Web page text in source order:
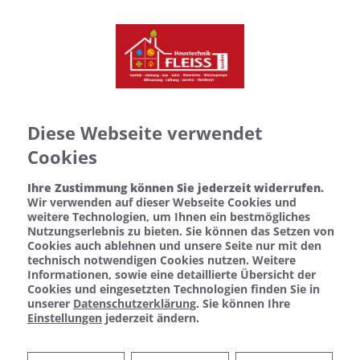
Leckageortung von Haustechnik
Fleiss GmbH
Diese Webseite verwendet
Cookies
Ihre Zustimmung können Sie jederzeit widerrufen.
Wir verwenden auf dieser Webseite Cookies und
weitere Technologien, um Ihnen ein bestmögliches
Nutzungserlebnis zu bieten. Sie können das Setzen von
Cookies auch ablehnen und unsere Seite nur mit den
technisch notwendigen Cookies nutzen. Weitere
Informationen, sowie eine detaillierte Übersicht der
Cookies und eingesetzten Technologien finden Sie in
unserer Datenschutzerklärung. Sie können Ihre
Einstellungen jederzeit ändern.